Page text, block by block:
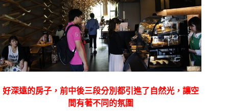
好深遠的房子，前中後三段分別都引進了自然光，讓空
間有著不同的氛圍